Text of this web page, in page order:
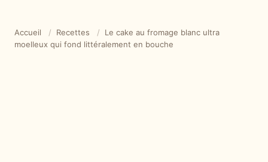
Accueil / Recettes /
Le cake au fromage blanc ultra
moelleux qui fond littéralement en bouche